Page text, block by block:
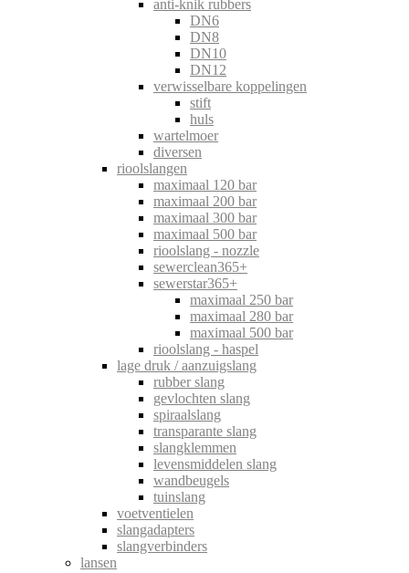
anti-knik rubbers
DN6
DN8
DN10
DN12
verwisselbare koppelingen
stift
huls
wartelmoer
diversen
rioolslangen
maximaal 120 bar
maximaal 200 bar
maximaal 300 bar
maximaal 500 bar
rioolslang - nozzle
sewerclean365+
sewerstar365+
maximaal 250 bar
maximaal 280 bar
maximaal 500 bar
rioolslang - haspel
lage druk / aanzuigslang
rubber slang
gevlochten slang
spiraalslang
transparante slang
slangklemmen
levensmiddelen slang
wandbeugels
tuinslang
voetventielen
slangadapters
slangverbinders
lansen